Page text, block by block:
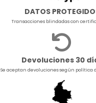
DATOS
Transacciones blindadas con
Devoluciones 30
Se aceptan devoluciones según política